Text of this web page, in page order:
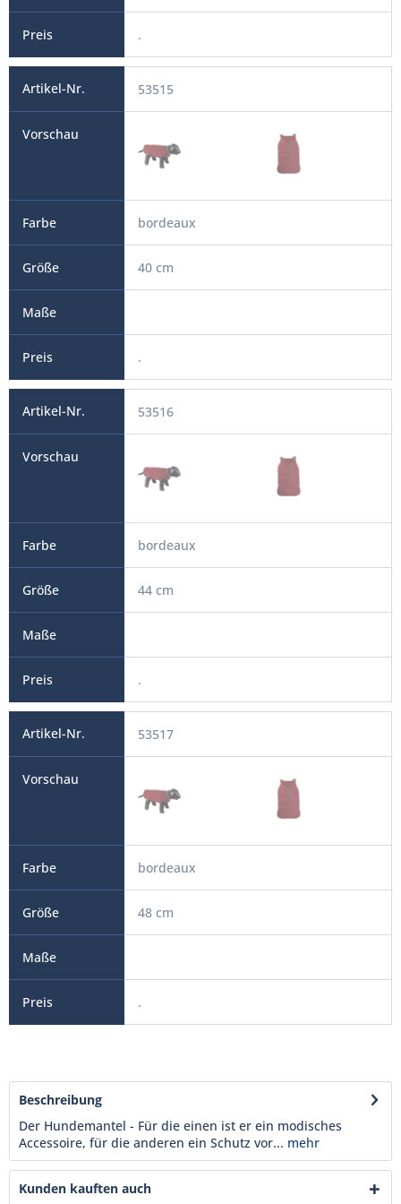
.
53515
bordeaux
40 cm
.
53516
bordeaux
44 cm
.
53517
bordeaux
48 cm
.
Beschreibung
Der Hundemantel - Für die einen ist er ein modisches
Accessoire, für die anderen ein Schutz vor... mehr
Kunden kauften auch